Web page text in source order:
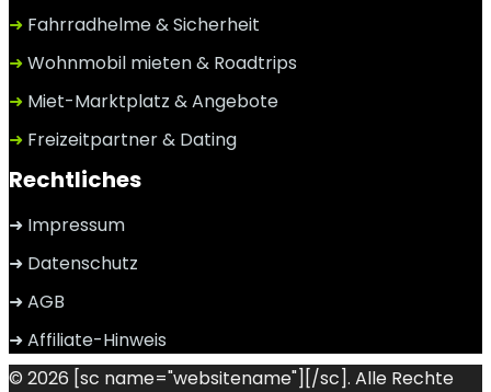
➜ Fahrradhelme & Sicherheit
➜ Wohnmobil mieten & Roadtrips
➜ Miet-Marktplatz & Angebote
➜ Freizeitpartner & Dating
Rechtliches
➜ Impressum
➜ Datenschutz
➜ AGB
➜ Affiliate-Hinweis
© 2026 [sc name="websitename"][/sc]. Alle Rechte